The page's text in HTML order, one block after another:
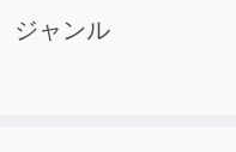
ジャンル